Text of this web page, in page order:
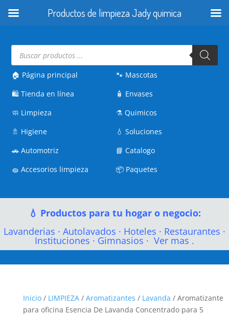
Búsqueda
productos
🏠 Página principal
🛍️Tienda en línea
🧼 Limpieza
🚿 Higiene
🚗Automotriz
🧽Accesorios limpieza
🐾 Mascotas
🧴 Envases
⚗️Quimicos
💧Soluciones
📘Catalogo
📦 Paquetes
💧 Productos para tu hogar o negocio:
Lavanderias · Autolavados · Hoteles · Restaurantes ·
Instituciones · Gimnasios · Ver mas .
Inicio/ LIMPIEZA/ Aromatizantes / Lavanda / Aromatizante
para oficina Esencia De Lavanda Concentrado para 5
Productos de limpieza Jady quimica